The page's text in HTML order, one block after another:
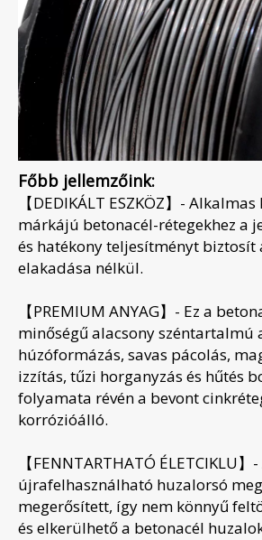
Főbb jellemzőink:
【DEDIKÁLT ESZKÖZ】-
márkájú betonacél-rétegekhez a
és hatékony teljesítményt biztosít
elakadása nélkül.
【PREMIUM ANYAG】- Ez a
minőségű alacsony széntartalmú
húzóformázás, savas pácolás,
izzítás, tűzi horganyzás és hűtés
folyamata révén a bevont
korrózióálló.
【FENNTARTHATÓ ÉLETCIKLU】-
újrafelhasználható huzalorsó
megerősített, így nem könnyű
és elkerülhető a betonacél